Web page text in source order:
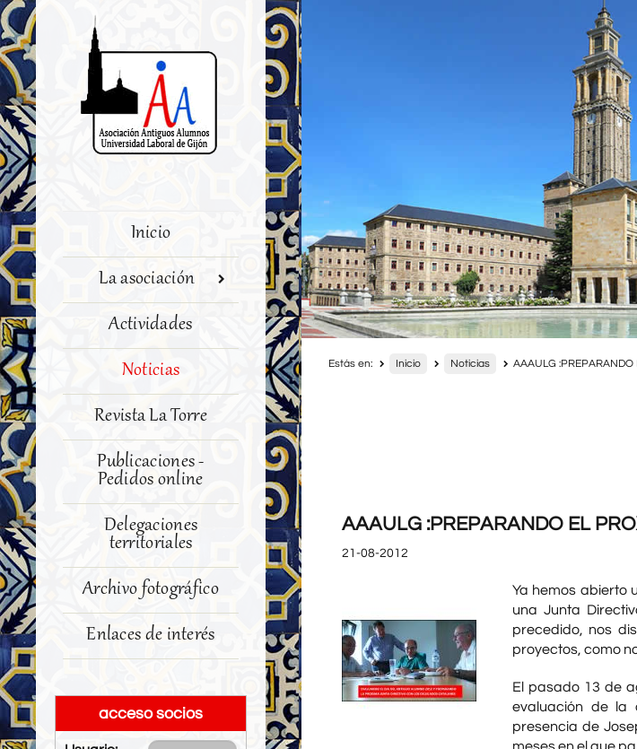
Inicio
La asociación
Actividades
Noticias
Revista La Torre
Publicaciones -
Pedidos online
Delegaciones
territoriales
Archivo fotográfico
Enlaces de interés
acceso socios
Estás en: Inicio Noticias AAAULG :PREPARANDO
AAAULG :PREPARANDO EL
21-08-2012
Ya hemos abierto
una Junta
precedido, nos
proyectos, como
El pasado 13 de
evaluación de la
presencia de